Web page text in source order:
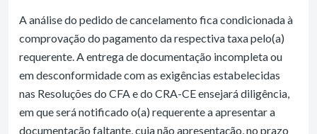
A análise do pedido de cancelamento fica condicionada à
comprovação do pagamento da respectiva taxa pelo(a)
requerente. A entrega de documentação incompleta ou
em desconformidade com as exigências estabelecidas
nas Resoluções do CFA e do CRA-CE ensejará diligência,
em que será notificado o(a) requerente a apresentar a
documentação faltante, cuja não apresentação, no prazo